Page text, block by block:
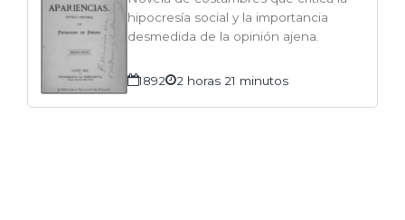
hipocresía social y la importancia
desmedida de la opinión ajena.
1892 2 horas 21 minutos